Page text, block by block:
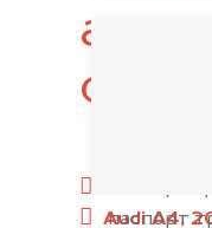
Audi A4,
паспорт